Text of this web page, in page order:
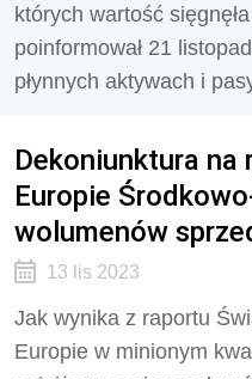
których wartość
poinformował 21
płynnych aktywach i
Dekoniunktura na
Europie
wolumenów
13 lis 2023
Jak wynika z raportu
Europie w minionym